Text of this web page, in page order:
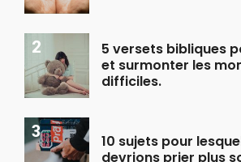
5 versets bibliques
et surmonter les
difficiles.
10 sujets pour
devrions prier plus